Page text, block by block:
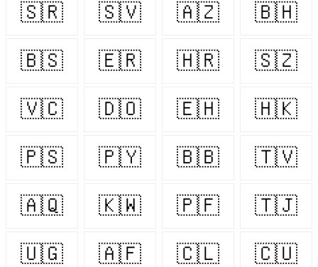
🇸🇷 🇸🇻 🇦🇿 🇧🇭
🇧🇸 🇪🇷 🇭🇷 🇸🇿
🇻🇨 🇩🇴 🇪🇭 🇭🇰
🇵🇸 🇵🇾 🇧🇧 🇹🇻
🇦🇶 🇰🇼 🇵🇫 🇹🇯
🇺🇬 🇦🇫 🇨🇱 🇨🇺